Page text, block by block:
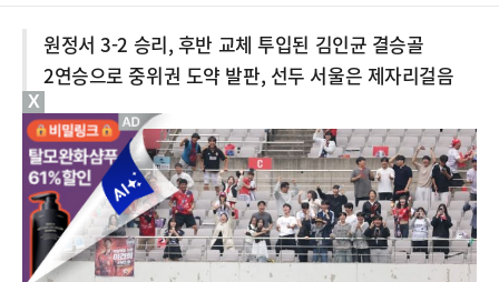
원정서 3-2 승리, 후반 교체 투입된 김인균 결승골
2연승으로 중위권 도약 발판, 선두 서울은 제자리걸음
X